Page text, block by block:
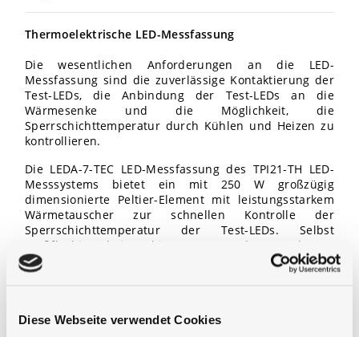
Diese Webseite verwendet Cookies
Thermoelektrische LED-Messfassung
Die wesentlichen Anforderungen an die LED-
Messfassung sind die zuverlässige Kontaktierung der
Test-LEDs, die Anbindung der Test-LEDs an die
Wärmesenke und die Möglichkeit, die
Sperrschichttemperatur durch Kühlen und Heizen zu
kontrollieren.
Die LEDA-7-TEC LED-Messfassung des TPI21-TH LED-
Messsystems bietet ein mit 250 W großzügig
dimensionierte Peltier-Element mit leistungsstarkem
Wärmetauscher zur schnellen Kontrolle der
Sperrschichttemperatur der Test-LEDs. Selbst
großflächige Platinen bis 70 mm Durchmesser lassen
sich zuverlässig im gesamten Temperaturbereich von
+25°
bis +85°C ±1°K betreiben. Ein PT100-
für auf Platinen montierte LEDs angeboten. Allen LED-